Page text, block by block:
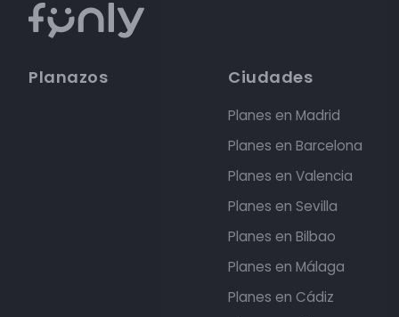
Planazos Ciudades
Planes en Madrid
Planes en Barcelona
Planes en Valencia
Planes en Sevilla
Planes en Bilbao
Planes en Málaga
Planes en Cádiz